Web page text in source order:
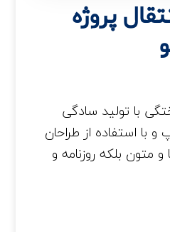
پروژه
با تولید سادگی
با استفاده از طراحان
متون بلکه روزنامه و